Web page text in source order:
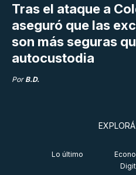
Tras el ataque a
aseguró que las
son más seguras
autocustodia
Por B.D.
EXPLORÁ
Lo último